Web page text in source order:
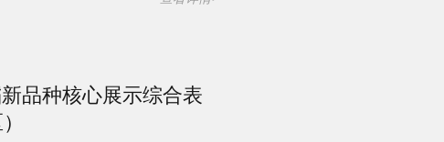
品种核心展示综合表